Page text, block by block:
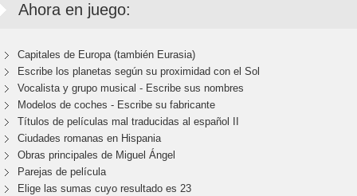
Ahora en juego:
Capitales de Europa (también Eurasia)
Escribe los planetas según su proximidad con el Sol
Vocalista y grupo musical - Escribe sus nombres
Modelos de coches - Escribe su fabricante
Títulos de películas mal traducidas al español II
Ciudades romanas en Hispania
Obras principales de Miguel Ángel
Parejas de película
Elige las sumas cuyo resultado es 23